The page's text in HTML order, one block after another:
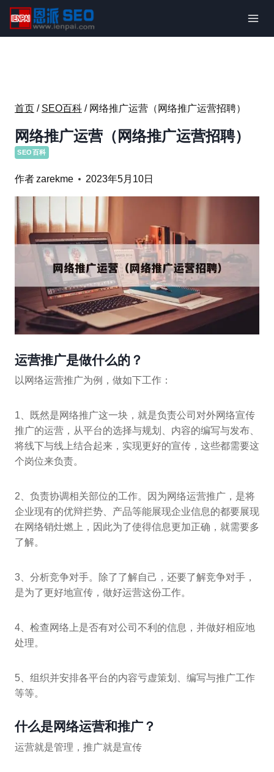
内
首页 / SEO百科 / 网络推广运营（网络推广运营招聘）
网络推广运营（网络推广运营招聘）
SEO百科
作者zarekme 2023年5月10日
运营推广是做什么的？
以网络运营推广为例，做如下工作：
1、既然是网络推广这一块，就是负责公司对外网络宣传
推广的运营，从平台的选择与规划、内容的编写与发布、
将线下与线上结合起来，实现更好的宣传，这些都需要这
个岗位来负责。
2、负责协调相关部位的工作。因为网络运营推广，是将
企业现有的优辩拦势、产品等能展现企业信息的都要展现
在网络销灶燃上，因此为了使得信息更加正确，就需要多
了解。
3、分析竞争对手。除了了解自己，还要了解竞争对手，
是为了更好地宣传，做好运营这份工作。
4、检查网络上是否有对公司不利的信息，并做好相应地
处理。
5、组织并安排各平台的内容亏虚策划、编写与推广工作
等等。
什么是网络运营和推广？
运营就是管理，推广就是宣传